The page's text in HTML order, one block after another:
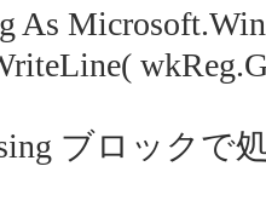
As
ブロックで